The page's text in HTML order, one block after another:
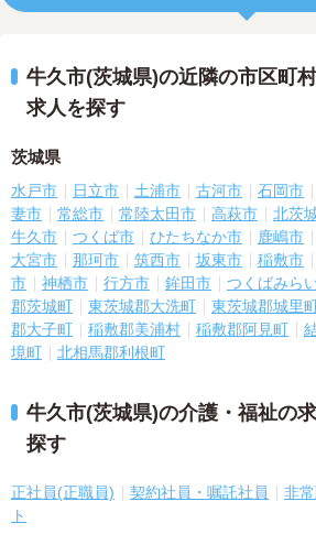
牛久市(茨城県)の近隣の市区町
求人を探す
茨城県
水戸市 日立市 土浦市 古河市 石岡市
妻市
常総市 常陸太田市 高萩市 北茨
牛久市
つくば市 ひたちなか市 鹿嶋市
大宮市
那珂市 筑西市 坂東市 稲敷市
市
神栖市 行方市 鉾田市 つくばみら
郡茨城町
東茨城郡大洗町 東茨城郡城里
郡大子町
稲敷郡美浦村 稲敷郡阿見町
境町
北相馬郡利根町
牛久市(茨城県)の介護・福祉の
探す
正社員(正職員) 契約社員・嘱託社員
非
ト